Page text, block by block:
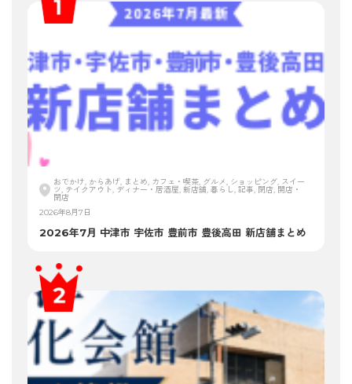
おでかけ, からあげ, まとめ, カフェ・喫茶, グルメ, ショッピング, スイー
ツ, テイクアウト, ディナー・居酒屋, 新店舗, 暮らし, 記事, 閉店, 開店・
閉店
2026年8月7日
2026年7月 中津市 宇佐市 豊前市 豊後高田 新店舗まとめ